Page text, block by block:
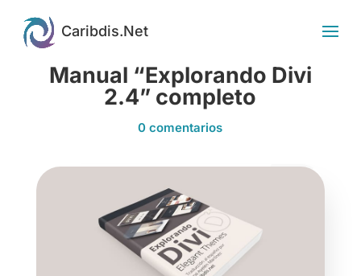
Manual “Explorando Divi
2.4” completo
0 comentarios